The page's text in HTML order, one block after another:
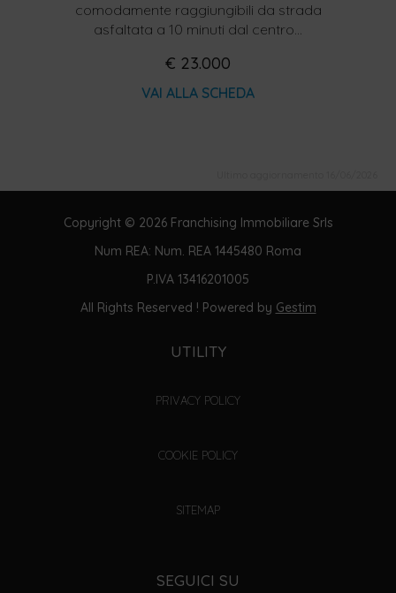
comodamente raggiungibili da strada
asfaltata a 10 minuti dal centro...
€ 23.000
VAI ALLA SCHEDA
Copyright © 2026 Franchising Immobiliare Srls
Num REA: Num. REA 1445480 Roma
P.IVA 13416201005
All Rights Reserved ! Powered by Gestim
UTILITY
PRIVACY POLICY
COOKIE POLICY
SITEMAP
SEGUICI SU